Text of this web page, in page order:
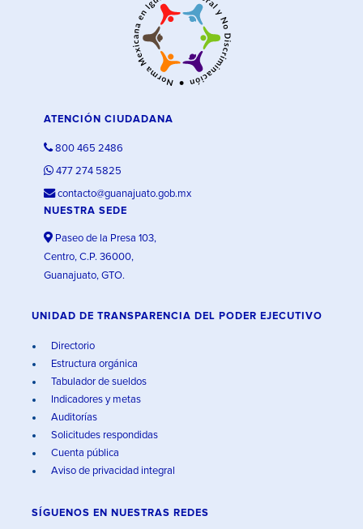
ATENCIÓN CIUDADANA
800 465 2486
477 274 5825
contacto@guanajuato.gob.mx
NUESTRA SEDE
Paseo de la Presa 103,
Centro, C.P. 36000,
Guanajuato, GTO.
UNIDAD DE TRANSPARENCIA DEL PODER EJECUTIVO
Directorio
Estructura orgánica
Tabulador de sueldos
Indicadores y metas
Auditorías
Solicitudes respondidas
Cuenta pública
Aviso de privacidad integral
SÍGUENOS EN NUESTRAS REDES